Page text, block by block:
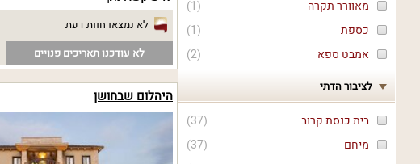
(
1
)
מאוורר תקרה
(
1
)
כספת
(
2
) אמבט ספא
לציבור הדתי
(
37
)
בית כנסת קרוב
(
37
)
מיחם
לא נמצאו חוות דעת
לא עודכנו תאריכים פנויים
היהלום שבחושן